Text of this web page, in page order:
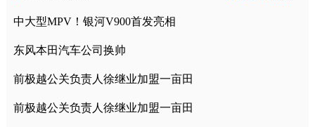
中大型MPV！银河V900首发亮相
东风本田汽车公司换帅
前极越公关负责人徐继业加盟一亩田
前极越公关负责人徐继业加盟一亩田